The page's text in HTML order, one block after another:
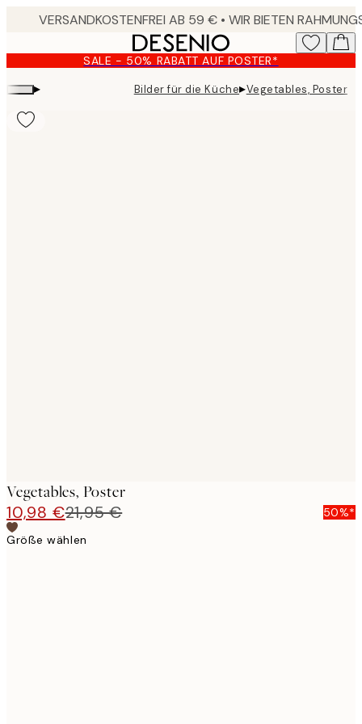
content.
SALE - 50% RABATT AUF POSTER*
▸ Bilder für die Küche▸Vegetables, Poster
Vegetables, Poster
10,98 €21,95 €
50%*
Größe wählen